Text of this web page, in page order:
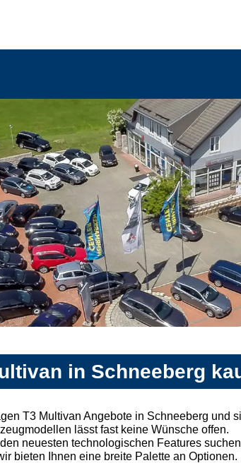
in Schneeberg
T3 Multivan Angebote in Schneeberg und
lässt fast keine Wünsche offen.
neuesten technologischen Features
bieten Ihnen eine breite Palette an Optionen.